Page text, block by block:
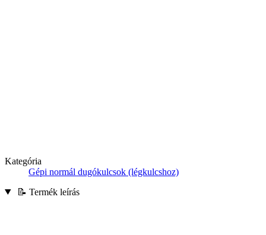
Kategória
Gépi normál dugókulcsok (légkulcshoz)
📝 Termék leírás